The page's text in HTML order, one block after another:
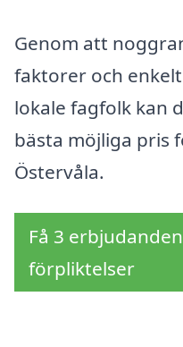
Genom att
faktorer och
lokale fagfolk kan
bästa möjliga pris
Östervåla.
Få 3
förpliktelser